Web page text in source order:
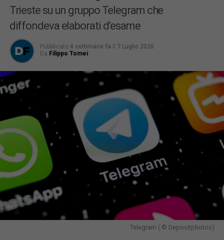
Trieste su un gruppo Telegram che
diffondeva elaborati d’esame
Pubblicato 4 settimane fa il 7 Luglio 2026
Da Filippo Tomei
Telegram ( © Depositphotos)